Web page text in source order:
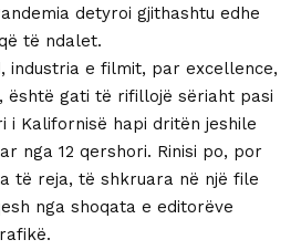
detyroi gjithashtu edhe
të ndalet.
industria e filmit, par excellence,
është gati të rifillojë sëriaht pasi
i Kalifornisë hapi dritën jeshile
nga 12 qershori. Rinisi po, por
të reja, të shkruara në një file
nga shoqata e editorëve